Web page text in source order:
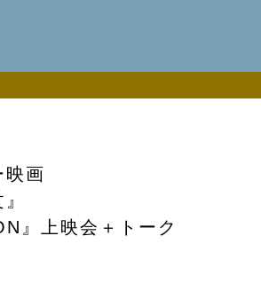
映画
』上映会＋トーク